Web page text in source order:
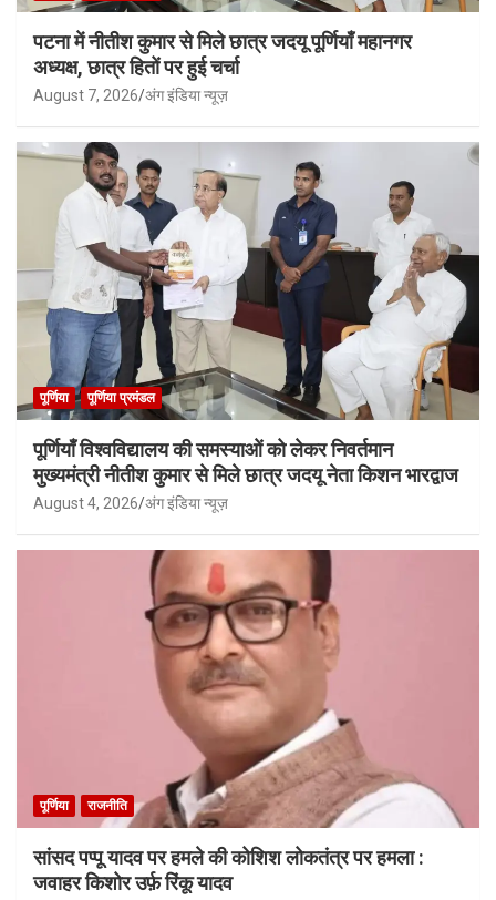
पटना में नीतीश कुमार से मिले छात्र जदयू पूर्णियाँ महानगर
अध्यक्ष, छात्र हितों पर हुई चर्चा
August 7, 2026 अंग इंडिया न्यूज़
पूर्णिया पूर्णिया प्रमंडल
पूर्णियाँ विश्वविद्यालय की समस्याओं को लेकर निवर्तमान
मुख्यमंत्री नीतीश कुमार से मिले छात्र जदयू नेता किशन भारद्वाज
August 4, 2026 अंग इंडिया न्यूज़
पूर्णिया राजनीति
सांसद पप्पू यादव पर हमले की कोशिश लोकतंत्र पर हमला :
जवाहर किशोर उर्फ़ रिंकू यादव